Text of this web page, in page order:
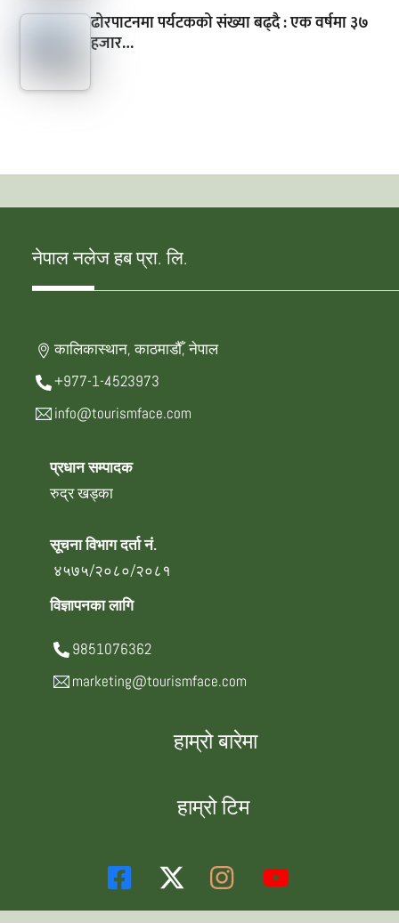
ढोरपाटनमा पर्यटकको संख्या बढ्दै : एक वर्षमा ३७
हजार…
नेपाल नलेज हब प्रा. लि.
कालिकास्थान, काठमाडौँ, नेपाल
+977-1-4523973
info@tourismface.com
प्रधान सम्पादक
रुद्र खड्का
सूचना विभाग दर्ता नं.
४५७५/२०८०/२०८१
विज्ञापनका लागि
9851076362
marketing@tourismface.com
हाम्रो बारेमा
हाम्रो टिम